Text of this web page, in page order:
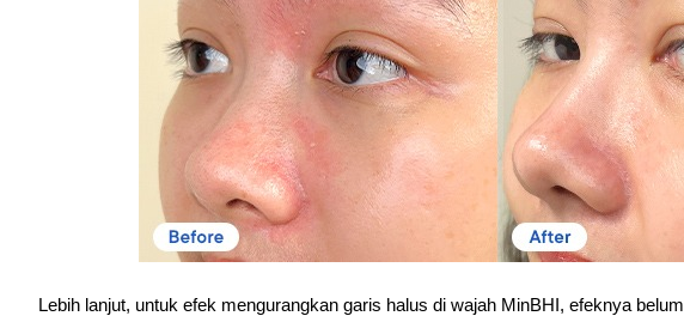
Lebih lanjut, untuk efek mengurangkan garis halus di wajah MinBHI, efeknya